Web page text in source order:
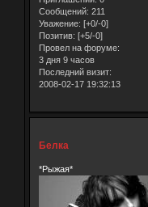
Сообщений: 211
Уважение: [+0/-0]
Позитив: [+5/-0]
Провел на форуме:
3 дня 9 часов
Последний визит:
2008-02-17 19:32:13
Белка
*Рыжая*